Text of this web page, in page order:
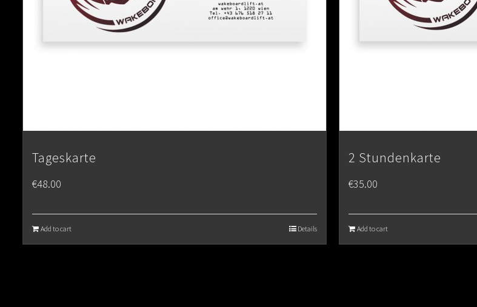
Tageskarte
€48.00
Add to cart Details
2 Stundenkarte
€35.00
Add to cart